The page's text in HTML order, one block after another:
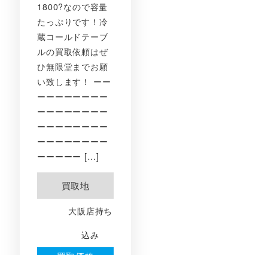
1800?なので容量
たっぷりです！冷
蔵コールドテーブ
ルの買取依頼はぜ
ひ無限堂までお願
い致します！ ーー
ーーーーーーーー
ーーーーーーーー
ーーーーーーーー
ーーーーーーーー
ーーーーー […]
買取地
大阪店持ち
込み